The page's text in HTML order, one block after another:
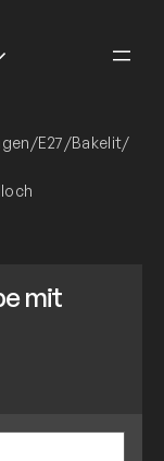
/E27/Bakelit/
mit